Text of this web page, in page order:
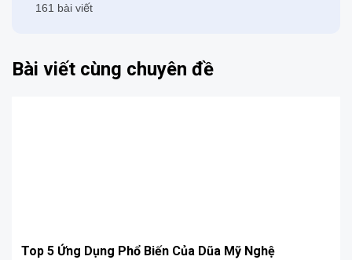
161 bài viết
Bài viết cùng chuyên đề
Top 5 Ứng Dụng Phổ Biến Của Dũa Mỹ Nghệ